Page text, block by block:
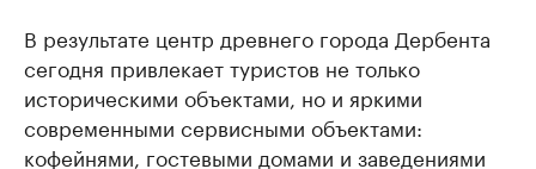
В результате центр древнего города Дербента
сегодня привлекает туристов не только
историческими объектами, но и яркими
современными сервисными объектами:
кофейнями, гостевыми домами и заведениями